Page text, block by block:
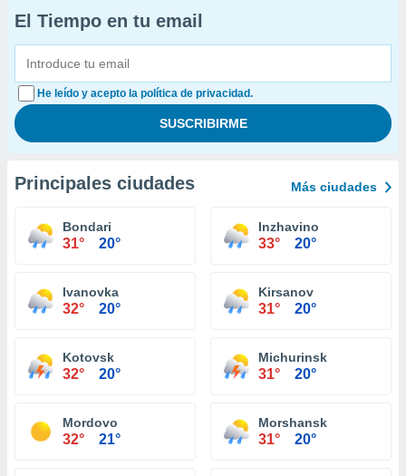
El Tiempo en tu email
He leído y acepto la política de privacidad.
Principales ciudades Más ciudades
Bondari
31° 20°
Inzhavino
33° 20°
Ivanovka
32° 20°
Kirsanov
31° 20°
Kotovsk
32° 20°
Michurinsk
31° 20°
Mordovo
32° 21°
Morshansk
31° 20°